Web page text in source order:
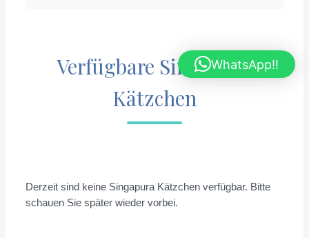
Verfügbare Singapura
Kätzchen
Derzeit sind keine Singapura Kätzchen verfügbar. Bitte
schauen Sie später wieder vorbei.
WhatsApp!!